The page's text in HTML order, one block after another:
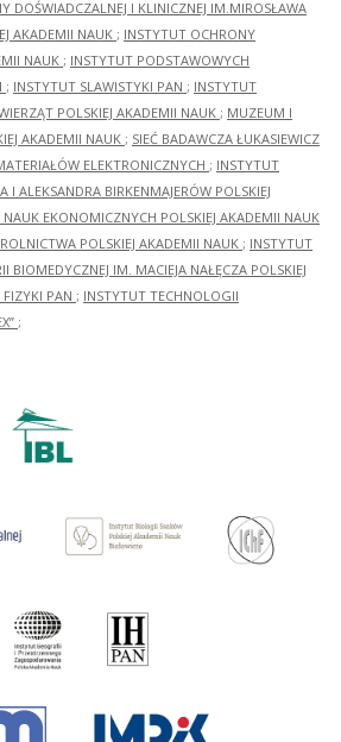
DOŚWIADCZALNEJ I KLINICZNEJ IM.MIROSŁAWA
AKADEMII NAUK ; INSTYTUT OCHRONY
NAUK ; INSTYTUT PODSTAWOWYCH
; INSTYTUT SLAWISTYKI PAN ; INSTYTUT
POLSKIEJ AKADEMII NAUK ; MUZEUM I
AKADEMII NAUK ; SIEĆ BADAWCZA ŁUKASIEWICZ
ELEKTRONICZNYCH ; INSTYTUT
ALEKSANDRA BIRKENMAJERÓW POLSKIEJ
EKONOMICZNYCH POLSKIEJ AKADEMII NAUK
POLSKIEJ AKADEMII NAUK ; INSTYTUT
BIOMEDYCZNEJ IM. MACIEJA NAŁĘCZA POLSKIEJ
PAN ; INSTYTUT TECHNOLOGII
;